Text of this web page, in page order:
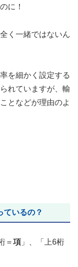
に！
く一緒ではないん
を細かく設定する
れていますが、輸
となどが理由のよ
ているの？
＝ 項 」、「上6桁